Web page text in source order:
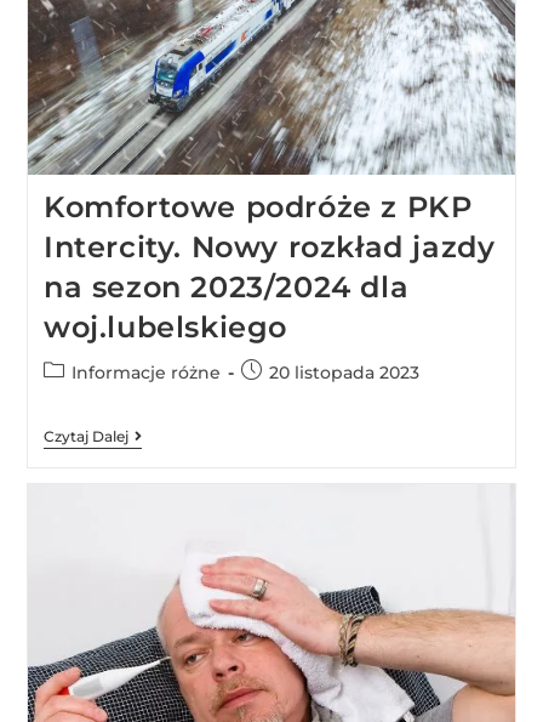
Komfortowe podróże z PKP
Intercity. Nowy rozkład jazdy
na sezon 2023/2024 dla
woj.lubelskiego
Informacje różne 20 listopada 2023
Czytaj Dalej